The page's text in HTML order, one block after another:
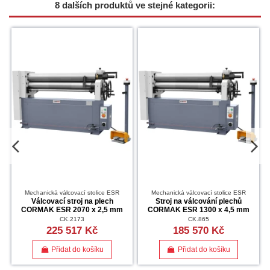
8 dalších produktů ve stejné kategorii:
Mechanická válcovací stolice ESR
Válcovací stroj na plech
CORMAK ESR 2070 x 2,5 mm
CK.2173
225 517 Kč
Přidat do košíku
Mechanická válcovací stolice ESR
Stroj na válcování plechů
CORMAK ESR 1300 x 4,5 mm
CK.865
185 570 Kč
Přidat do košíku